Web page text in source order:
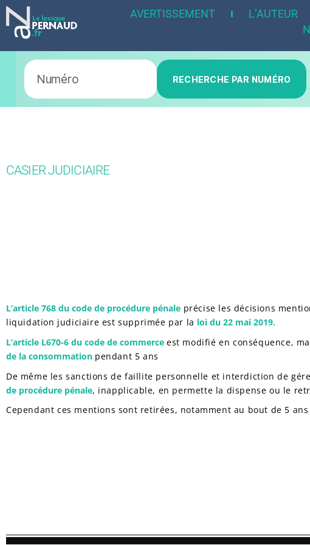
AVERTISSEMENT L’AUTEUR
RECHERCHE PAR NUMÉRO
CASIER JUDICIAIRE
L’article 768 du code de procédure pénale précise les décisions
liquidation judiciaire est supprimée par la loi du 22 mai 2019.
L’article L670-6 du code de commerce est modifié en conséquence,
de la consommation pendant 5 ans
De même les sanctions de faillite personnelle et interdiction de
de procédure pénale, inapplicable, en permette la dispense ou le
Cependant ces mentions sont retirées, notamment au bout de 5